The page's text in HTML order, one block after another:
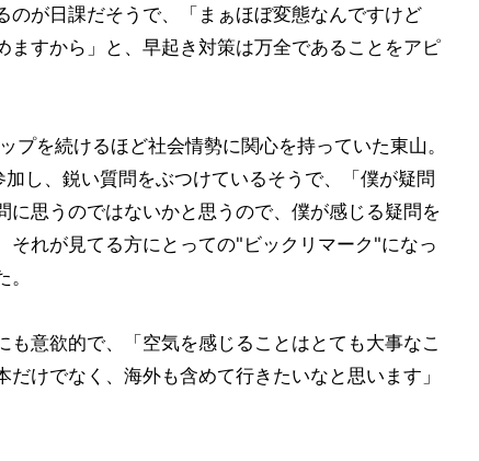
が日課だそうで、「まぁほぼ変態なんですけど
ますから」と、早起き対策は万全であることをアピ
を続けるほど社会情勢に関心を持っていた東山。
し、鋭い質問をぶつけているそうで、「僕が疑問
に思うのではないかと思うので、僕が感じる疑問を
それが見てる方にとっての"ビックリマーク"になっ
も意欲的で、「空気を感じることはとても大事なこ
けでなく、海外も含めて行きたいなと思います」